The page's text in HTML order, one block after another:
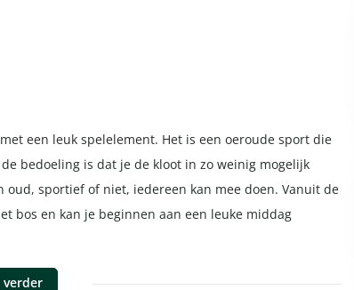
een leuk spelelement. Het is een oeroude sport die
bedoeling is dat je de kloot in zo weinig mogelijk
sportief of niet, iedereen kan mee doen. Vanuit de
bos en kan je beginnen aan een leuke middag
verder